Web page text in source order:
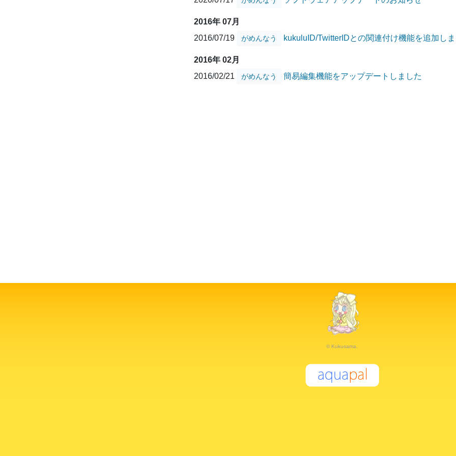
2016年 07月
2016/07/19
がめんなう kukuluID/TwitterIDとの関連付け機能を追加し
2016年 02月
2016/02/21
がめんなう 簡易編集機能をアップデートしました
© Kukusama.